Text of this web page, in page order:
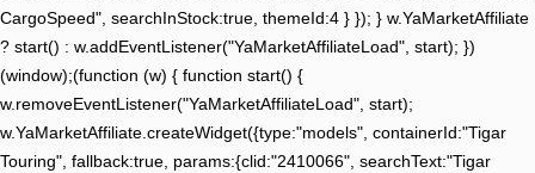
CargoSpeed", searchInStock:true, themeId:4 } }); } w.YaMarketAffiliate
? start() : w.addEventListener("YaMarketAffiliateLoad", start); })
(window);(function (w) { function start() {
w.removeEventListener("YaMarketAffiliateLoad", start);
w.YaMarketAffiliate.createWidget({type:"models", containerId:"Tigar
Touring", fallback:true, params:{clid:"2410066", searchText:"Tigar